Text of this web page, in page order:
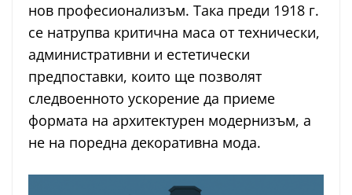
нов професионализъм. Така преди 1918 г.
се натрупва критична маса от технически,
административни и естетически
предпоставки, които ще позволят
следвоенното ускорение да приеме
формата на архитектурен модернизъм, а
не на поредна декоративна мода.